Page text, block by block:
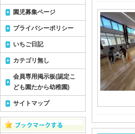
園児募集ページ
プライバシーポリシー
いちご日記
カテゴリ無し
会員専用掲示板(認定こ
ども園たから幼稚園)
サイトマップ